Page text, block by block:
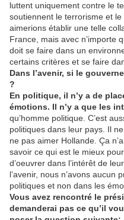
luttent uniquement contre le
soutiennent le terrorisme et
aimerions établir une telle
France, mais avec n’importe
doit se faire dans un
certains critères et se faire
Dans l’avenir, si le
?
En politique, il n’y a de
émotions. Il n’y a que les
qu’homme politique. C’est
politiques dans leur pays. Il
ne pas aimer Hollande. Ça
savoir ce qui est le mieux
d’oeuvrer dans l’intérêt de
l’avenir, nous n’avons aucun
politiques et non dans les
Vous avez rencontré le
demanderai pas ce qu’il